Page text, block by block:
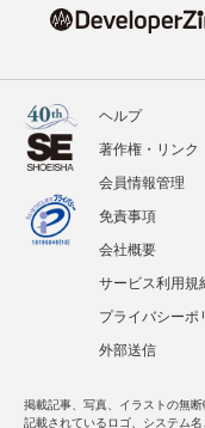
ヘルプ
著作権・リンク
会員情報管理
免責事項
会社概要
サービス利用規
プライバシーポ
外部送信
掲載記事、写真、イラストの無断
記載されているロゴ、システム